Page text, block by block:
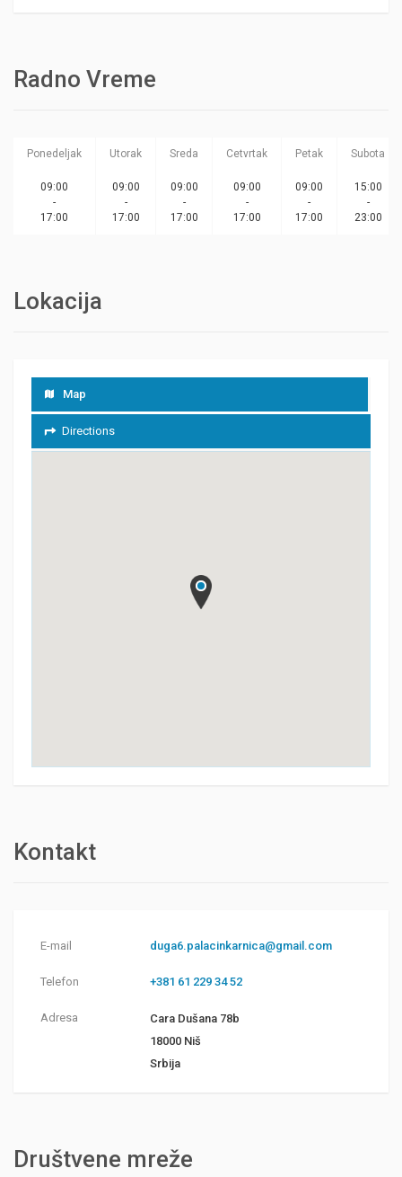
Radno Vreme
Ponedeljak Utorak Sreda Cetvrtak Petak Subota
09:00
-
17:00
09:00
-
17:00
09:00
-
17:00
09:00
-
17:00
09:00
-
17:00
15:00
-
23:00
Lokacija
Map
Directions
Kontakt
E-mail duga6.palacinkarnica@gmail.com
Telefon +381 61 229 34 52
Adresa
Cara Dušana 78b
18000 Niš
Srbija
Društvene mreže